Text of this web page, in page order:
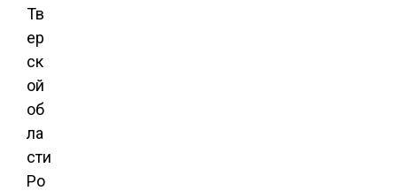
Тв
ер
ск
ой
об
ла
сти
Ро